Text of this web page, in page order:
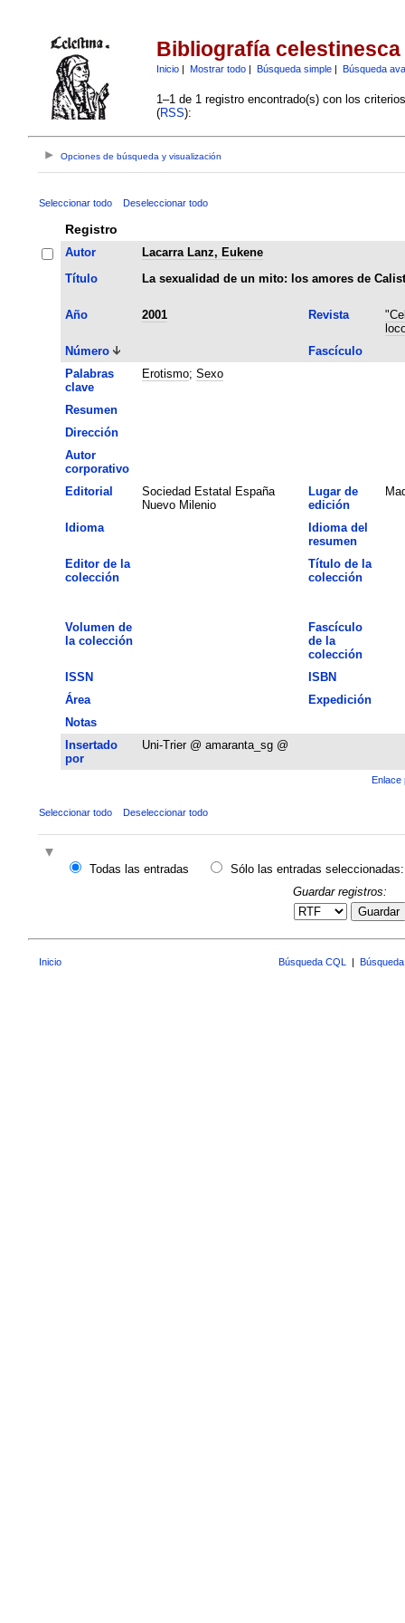
Bibliografía celestinesca
Inicio| Mostrar todo| Búsqueda simple| Búsqueda
1–1 de 1 registro encontrado(s) con los
(RSS):
Opciones de búsqueda y visualización
Seleccionar todo Deseleccionar todo
Registro
Autor
Lacarra Lanz, Eukene
Título
La sexualidad de un mito: los amores de
Año 2001 Revista
Número
Fascículo
Palabras
clave
Erotismo; Sexo
Resumen
Dirección
Autor
corporativo
Editorial
Sociedad Estatal España
Nuevo Milenio
Lugar de
edición
Idioma
Idioma del
resumen
Editor de la
colección
Título de la
colección
Volumen de
la colección
Fascículo
de la
colección
ISSN
ISBN
Área
Expedición
Notas
Insertado
por
Uni-Trier @ amaranta_sg @
Enlace
Seleccionar todo Deseleccionar todo
Todas las entradas
Sólo las entradas seleccionadas:
Guardar registros:
Guardar
Inicio Búsqueda CQL